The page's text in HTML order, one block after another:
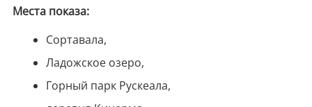
Места показа:
Сортавала,
Ладожское озеро,
Горный парк Рускеала,